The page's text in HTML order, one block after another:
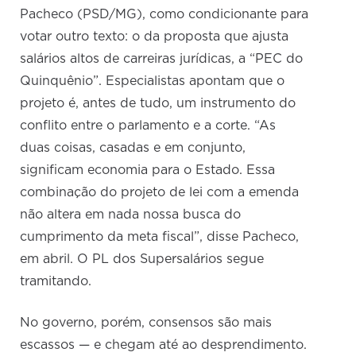
Pacheco (PSD/MG), como condicionante para
votar outro texto: o da proposta que ajusta
salários altos de carreiras jurídicas, a “PEC do
Quinquênio”. Especialistas apontam que o
projeto é, antes de tudo, um instrumento do
conflito entre o parlamento e a corte. “As
duas coisas, casadas e em conjunto,
significam economia para o Estado. Essa
combinação do projeto de lei com a emenda
não altera em nada nossa busca do
cumprimento da meta fiscal”, disse Pacheco,
em abril. O PL dos Supersalários segue
tramitando.
No governo, porém, consensos são mais
escassos — e chegam até ao desprendimento.